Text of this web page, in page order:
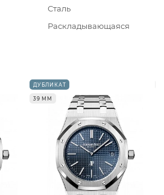
Сталь
Раскладывающаяся
ДУБЛИКАТ
39 ММ